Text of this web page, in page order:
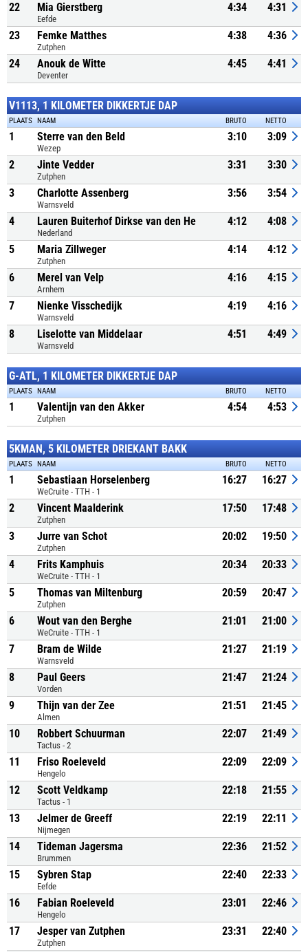
22 Mia Gierstberg
Eefde
4:34 4:31
23 Femke Matthes
Zutphen
4:38 4:36
24 Anouk de Witte
Deventer
4:45 4:41
V1113, 1 KILOMETER DIKKERTJE DAP
PLAATS NAAM BRUTO NETTO
1 Sterre van den Beld
Wezep
3:10 3:09
2 Jinte Vedder
Zutphen
3:31 3:30
3 Charlotte Assenberg
Warnsveld
3:56 3:54
4 Lauren Buiterhof Dirkse van den He
Nederland
4:12 4:08
5 Maria Zillweger
Zutphen
4:14 4:12
6 Merel van Velp
Arnhem
4:16 4:15
7 Nienke Visschedijk
Warnsveld
4:19 4:16
8 Liselotte van Middelaar
Warnsveld
4:51 4:49
G-ATL, 1 KILOMETER DIKKERTJE DAP
PLAATS NAAM BRUTO NETTO
1 Valentijn van den Akker
Zutphen
4:54 4:53
5KMAN, 5 KILOMETER DRIEKANT BAKK
PLAATS NAAM BRUTO NETTO
1 Sebastiaan Horselenberg
WeCruite - TTH - 1
16:27 16:27
2 Vincent Maalderink
Zutphen
17:50 17:48
3 Jurre van Schot
Zutphen
20:02 19:50
4 Frits Kamphuis
WeCruite - TTH - 1
20:34 20:33
5 Thomas van Miltenburg
Zutphen
20:59 20:47
6 Wout van den Berghe
WeCruite - TTH - 1
21:01 21:00
7 Bram de Wilde
Warnsveld
21:27 21:19
8 Paul Geers
Vorden
21:47 21:24
9 Thijn van der Zee
Almen
21:51 21:45
10 Robbert Schuurman
Tactus - 2
22:07 21:49
11 Friso Roeleveld
Hengelo
22:09 22:09
12 Scott Veldkamp
Tactus - 1
22:18 21:55
13 Jelmer de Greeff
Nijmegen
22:19 22:11
14 Tideman Jagersma
Brummen
22:36 21:52
15 Sybren Stap
Eefde
22:40 22:33
16 Fabian Roeleveld
Hengelo
23:01 22:46
17 Jesper van Zutphen
Zutphen
23:31 22:40